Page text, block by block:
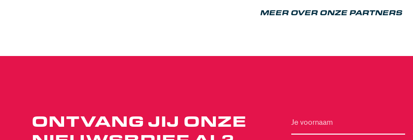
MEER OVER ONZE PARTNERS
ONTVANG JIJ ONZE